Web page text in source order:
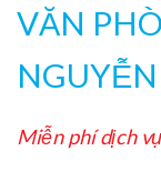
VĂN
Miễn phí dịch